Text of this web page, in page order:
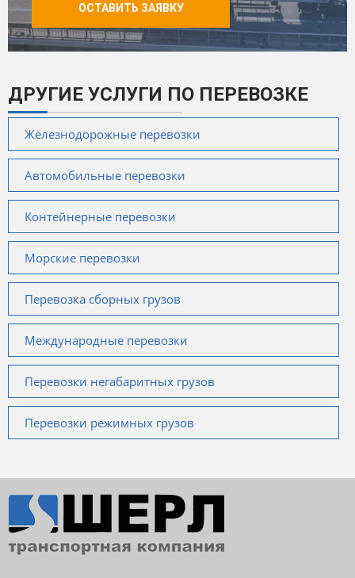
ОСТАВИТЬ ЗАЯВКУ
ДРУГИЕ УСЛУГИ ПО ПЕРЕВОЗКЕ
Железнодорожные перевозки
Автомобильные перевозки
Контейнерные перевозки
Морские перевозки
Перевозка сборных грузов
Международные перевозки
Перевозки негабаритных грузов
Перевозки режимных грузов